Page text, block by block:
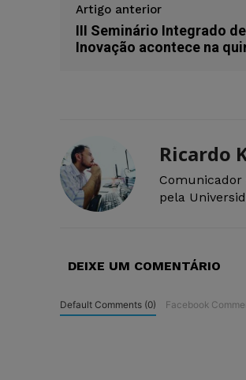
Artigo anterior
III Seminário Integrado
Inovação acontece na
Ricardo
pela
DEIXE UM COMENTÁRIO
Default Comments (0) Facebook